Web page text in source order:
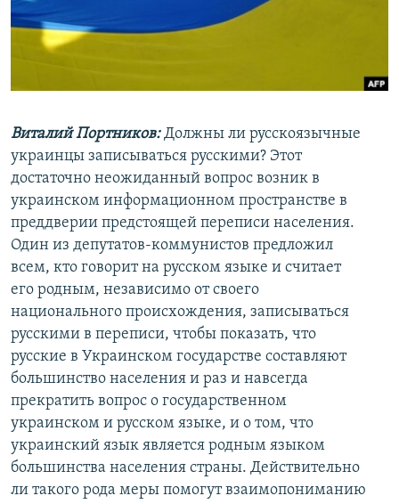
Все сайты РСЕ/РС
Виталий Портников:Должны ли русскоязычные
украинцы записываться русскими? Этот
достаточно неожиданный вопрос возник в
украинском информационном пространстве в
преддверии предстоящей переписи населения.
Один из депутатов-коммунистов предложил
всем, кто говорит на русском языке и считает
его родным, независимо от своего
национального происхождения, записываться
русскими в переписи, чтобы показать, что
русские в Украинском государстве составляют
большинство населения и раз и навсегда
прекратить вопрос о государственном
украинском и русском языке, и о том, что
украинский язык является родным языком
большинства населения страны. Действительно
ли такого рода меры помогут взаимопониманию